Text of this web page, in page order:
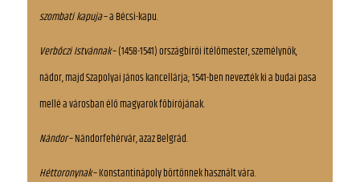
szombati kapuja– a Bécsi-kapu.
Verbőczi Istvánnak– (1458-1541) országbírói ítélőmester, személynök,
nádor, majd Szapolyai János kancellárja; 1541-ben nevezték ki a budai pasa
mellé a városban élő magyarok főbírójának.
Nándor– Nándorfehérvár, azaz Belgrád.
Héttoronynak– Konstantinápoly börtönnek használt vára.